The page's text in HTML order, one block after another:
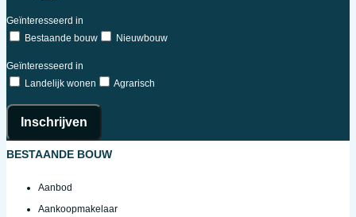
Geïnteresseerd in
Bestaande bouw
Nieuwbouw
Geïnteresseerd in
Landelijk wonen
Agrarisch
Inschrijven
BESTAANDE BOUW
Aanbod
Aankoopmakelaar